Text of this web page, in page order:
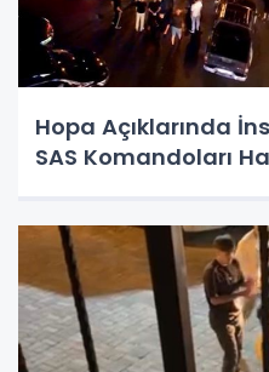
Hopa Açıklarında
SAS Komandoları